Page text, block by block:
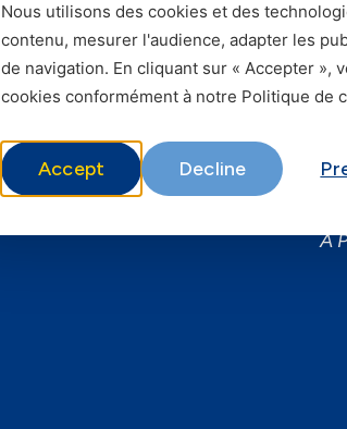
Services
Business
Smartphones
À
Nous utilisons des cookies et des
contenu, mesurer l'audience, adapter les
de navigation. En cliquant sur « Accepter »,
cookies conformément à notre Politique de
Accept Decline